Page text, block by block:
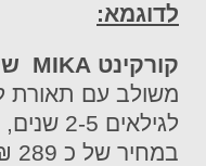
לדוגמא:
קורקינט MIKA
משולב עם תאורת
במחיר של כ 289 ₪